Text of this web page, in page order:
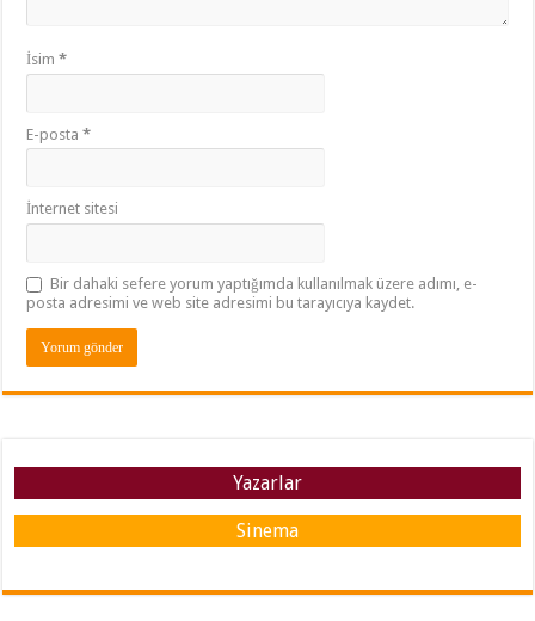
İsim*
E-posta*
İnternet sitesi
Bir dahaki sefere yorum yaptığımda kullanılmak üzere adımı, e-
posta adresimi ve web site adresimi bu tarayıcıya kaydet.
Yazarlar
Sinema